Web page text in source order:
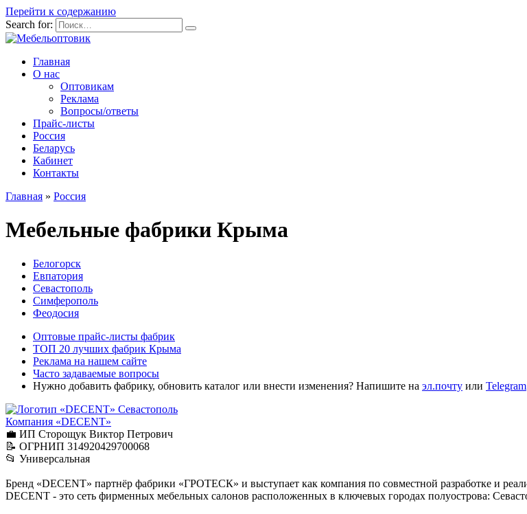
Перейти к содержанию
Search for:
Главная
О нас
Оптовикам
Реклама
Вопросы/ответы
Прайс-листы
Россия
Беларусь
Кабинет
Контакты
Главная » Россия
Мебельные фабрики Крыма
Белогорск
Евпатория
Севастополь
Симферополь
Феодосия
Оптовые прайс-листы фабрик
ТОП 20 лучших фабрик Крыма
Реклама на нашем сайте
Часто задаваемые вопросы
Нужно добавить фабрику, обновить каталог или внести изменения? Напишите на эл.почту или Telegram
Севастополь
Компания «DECENT»
💼 ИП Сторощук Виктор Петрович
📝 ОГРНИП 314920429700068
📂 Универсальная
Бренд «DECENT» партнёр фабрики «ГРОТЕСК» и выступает как компания по совместной разработке и
DECENT - это сеть фирменных мебельных салонов расположенных в ключевых городах полуострова: